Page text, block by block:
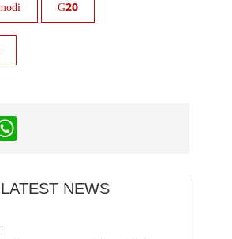
G20
LATEST NEWS